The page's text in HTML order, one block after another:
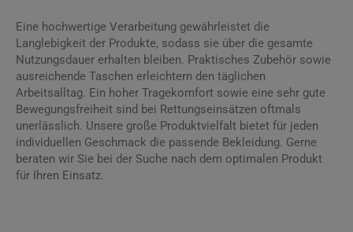
Eine hochwertige Verarbeitung gewährleistet die
Langlebigkeit der Produkte, sodass sie über die gesamte
Nutzungsdauer erhalten bleiben. Praktisches Zubehör sowie
ausreichende Taschen erleichtern den täglichen
Arbeitsalltag. Ein hoher Tragekomfort sowie eine sehr gute
Bewegungsfreiheit sind bei Rettungseinsätzen oftmals
unerlässlich. Unsere große Produktvielfalt bietet für jeden
individuellen Geschmack die passende Bekleidung. Gerne
beraten wir Sie bei der Suche nach dem optimalen Produkt
für Ihren Einsatz.